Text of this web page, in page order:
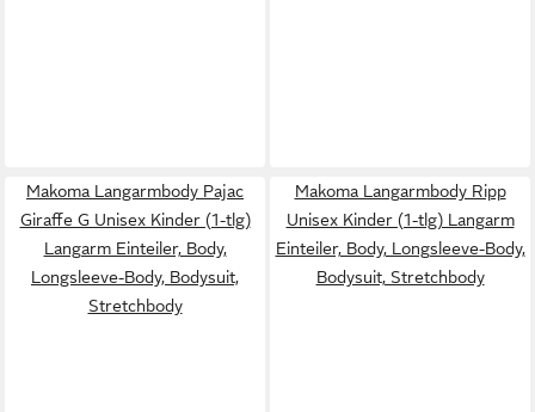
Makoma Langarmbody Pajac
Giraffe G Unisex Kinder (1-tlg)
Langarm Einteiler, Body,
Longsleeve-Body, Bodysuit,
Stretchbody
Makoma Langarmbody Ripp
Unisex Kinder (1-tlg) Langarm
Einteiler, Body, Longsleeve-Body,
Bodysuit, Stretchbody